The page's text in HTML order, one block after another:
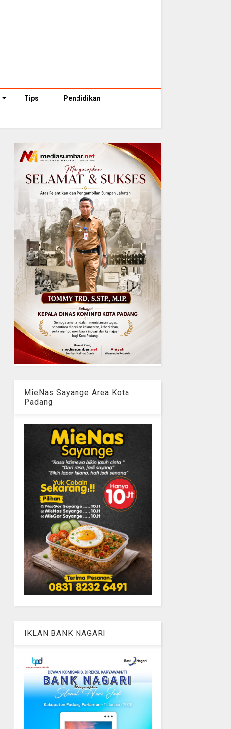
Tips Pendidikan
MieNas Sayange Area Kota
Padang
IKLAN BANK NAGARI